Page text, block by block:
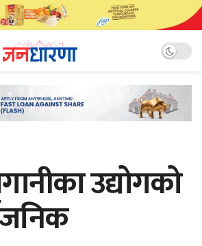
उद्योगको